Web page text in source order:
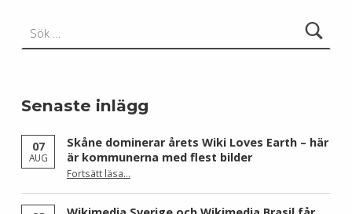
Senaste inlägg
07
AUG
Skåne dominerar årets Wiki Loves Earth – här
är kommunerna med flest bilder
Fortsätt läsa“Skåne dominerar årets Wiki Loves Earth – här är kommunerna med flest bilder”
…